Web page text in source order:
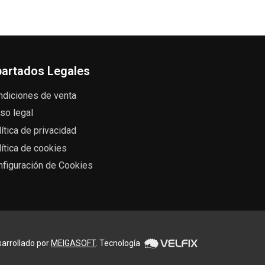
Legales
de venta
legal
de privacidad
de cookies
de Cookies
por MEIGASOFT. Tecnología